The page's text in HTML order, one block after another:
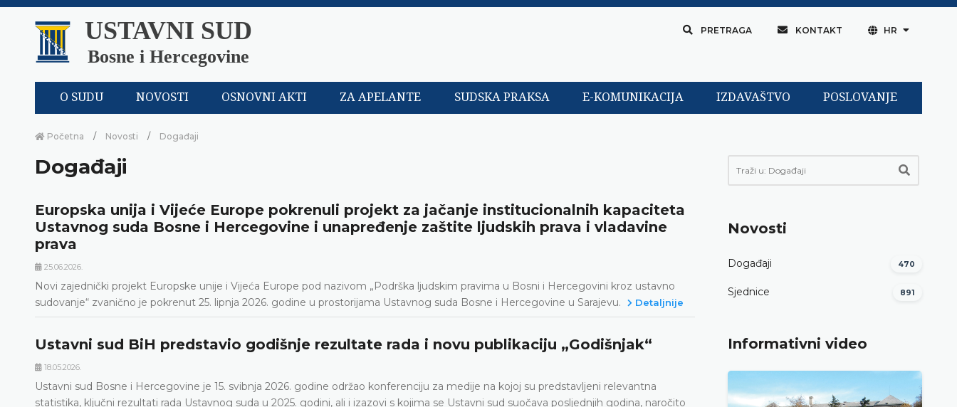
USTAVNI SUD
Bosne i Hercegovine
PRETRAGA KONTAKT HR
O SUDU NOVOSTI OSNOVNI AKTI ZA APELANTE SUDSKA PRAKSA E-KOMUNIKACIJA IZDAVAŠTVO POSLOVANJE
Početna Novosti Događaji
Događaji
Europska unija i Vijeće Europe pokrenuli projekt za jačanje institucionalnih kapaciteta
Ustavnog suda Bosne i Hercegovine i unapređenje zaštite ljudskih prava i vladavine
prava
25.06.2026.
Novi zajednički projekt Europske unije i Vijeća Europe pod nazivom „Podrška ljudskim pravima u Bosni i Hercegovini kroz ustavno
sudovanje“ zvanično je pokrenut 25. lipnja 2026. godine u prostorijama Ustavnog suda Bosne i Hercegovine u Sarajevu.
Detaljnije
Ustavni sud BiH predstavio godišnje rezultate rada i novu publikaciju „Godišnjak“
18.05.2026.
Ustavni sud Bosne i Hercegovine je 15. svibnja 2026. godine održao konferenciju za medije na kojoj su predstavljeni relevantna
statistika, ključni rezultati rada Ustavnog suda u 2025. godini, ali i izazovi s kojima se Ustavni sud suočava posljednjih godina, naročito
Novosti
Događaji 470
Sjednice 891
Informativni video